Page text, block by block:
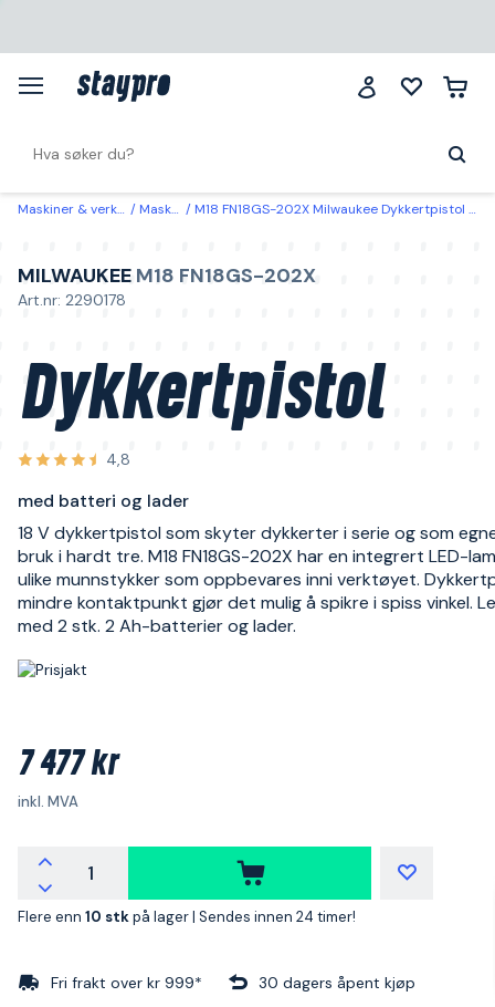
Maskiner & verktøy Maskiner M18 FN18GS-202X Milwaukee Dykkertpistol med batteri og lader
MILWAUKEE M18 FN18GS-202X
Art.nr: 2290178
Dykkertpistol
4,8
med batteri og lader
18 V dykkertpistol som skyter dykkerter i serie og som
bruk i hardt tre. M18 FN18GS-202X har en integrert LED-
ulike munnstykker som oppbevares inni verktøyet.
mindre kontaktpunkt gjør det mulig å spikre i spiss vinkel.
med 2 stk. 2 Ah-batterier og lader.
7 477 kr
inkl. MVA
Flere enn 10 stkpå lager | Sendes innen 24 timer!
Fri frakt over kr 999* 30 dagers åpent kjøp